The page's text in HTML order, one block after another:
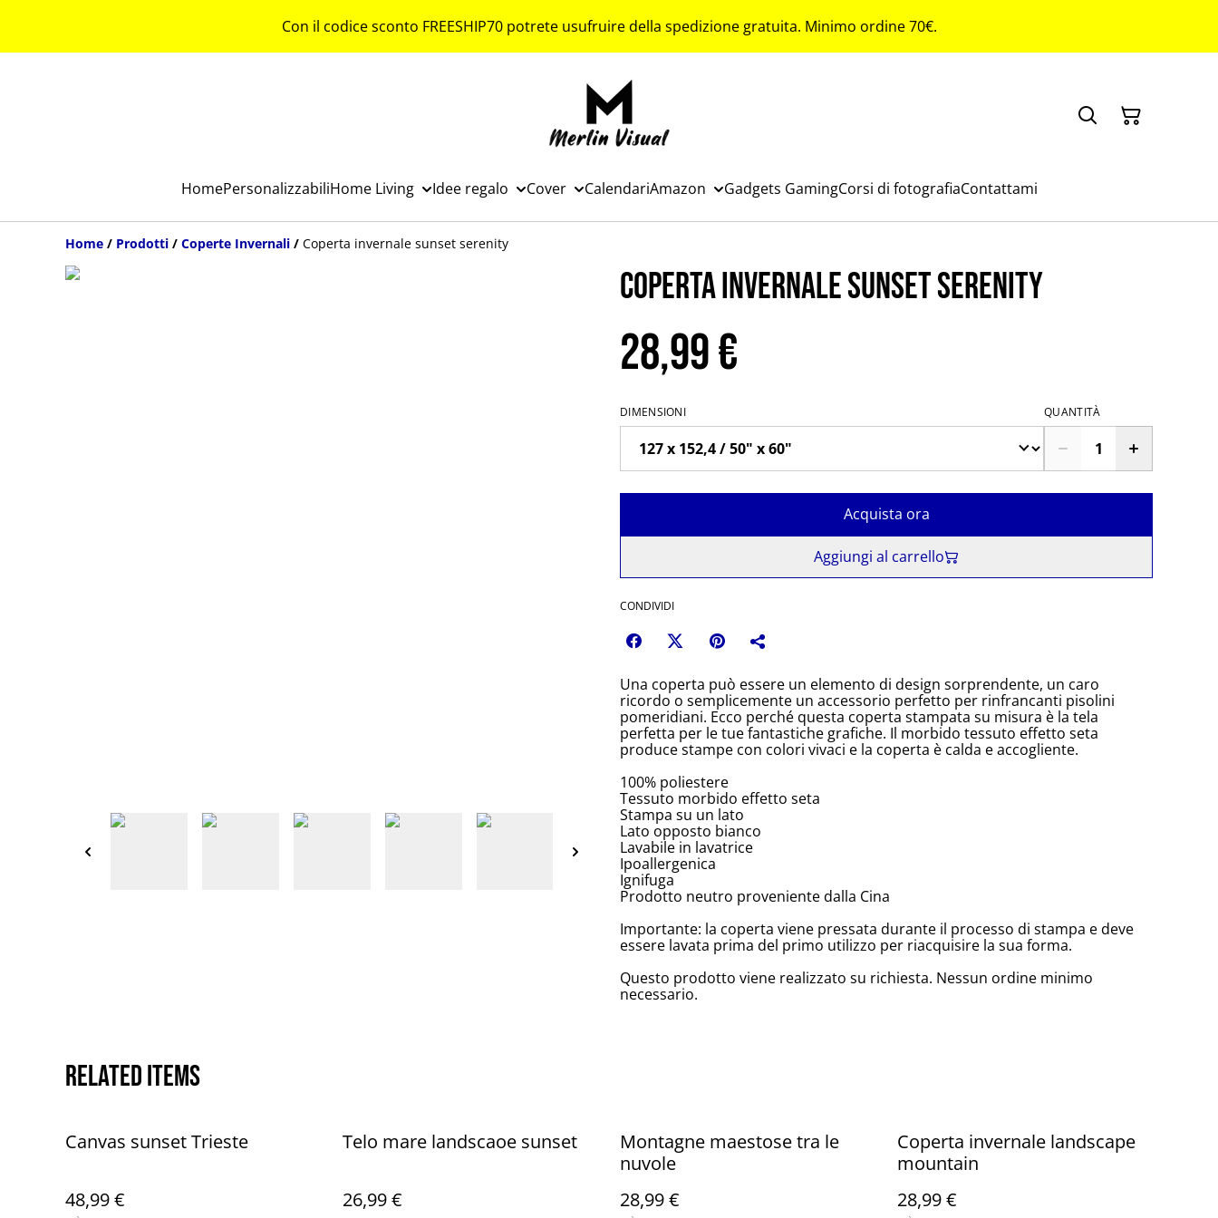
Con il codice sconto FREESHIP70 potrete usufruire della spedizione gratuita. Minimo ordine 70€.
HomePersonalizzabiliHome Living Idee regalo Cover CalendariAmazon Gadgets GamingCorsi di fotografiaContattami
Home / Prodotti / Coperte Invernali / Coperta invernale sunset serenity
Coperta invernale sunset serenity
28,99 €
DIMENSIONI QUANTITÀ
Acquista ora
Aggiungi al carrello
CONDIVIDI
Una coperta può essere un elemento di design sorprendente, un caro
ricordo o semplicemente un accessorio perfetto per rinfrancanti pisolini
pomeridiani. Ecco perché questa coperta stampata su misura è la tela
perfetta per le tue fantastiche grafiche. Il morbido tessuto effetto seta
produce stampe con colori vivaci e la coperta è calda e accogliente.
100% poliestere
Tessuto morbido effetto seta
Stampa su un lato
Lato opposto bianco
Lavabile in lavatrice
Ipoallergenica
Ignifuga
Prodotto neutro proveniente dalla Cina
Importante: la coperta viene pressata durante il processo di stampa e deve
essere lavata prima del primo utilizzo per riacquisire la sua forma.
Questo prodotto viene realizzato su richiesta. Nessun ordine minimo
necessario.
Related items
Canvas sunset Trieste
48,99 €
Telo mare landscaoe sunset
26,99 €
Montagne maestose tra le
nuvole
28,99 €
Coperta invernale landscape
mountain
28,99 €